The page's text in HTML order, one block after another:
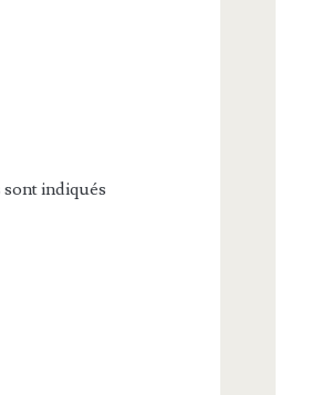
sont indiqués